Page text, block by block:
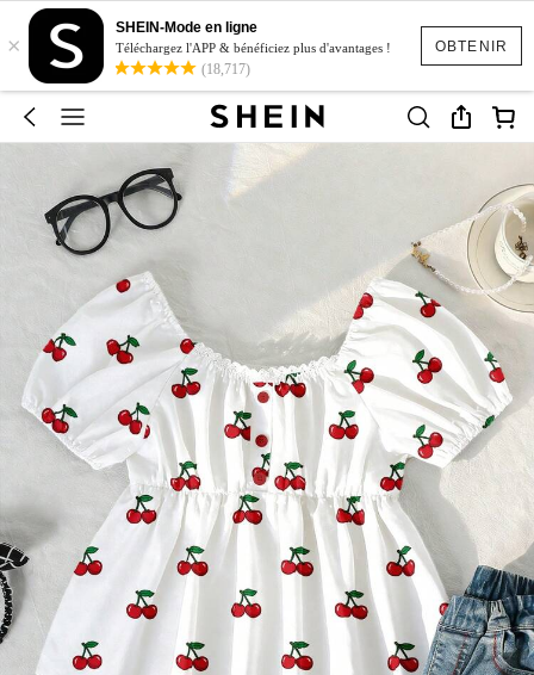
OBTENIR
×
SHEIN-Mode en ligne
Téléchargez l'APP & bénéficiez plus d'avantages !
(18,717)